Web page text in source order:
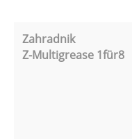
Zahradnik
Z-Multigrease 1für8